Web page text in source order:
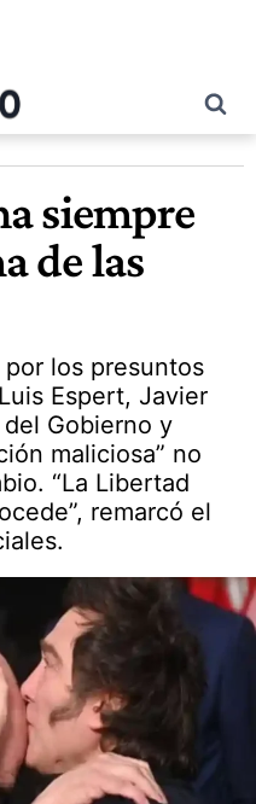
siempre
de las
los presuntos
Espert, Javier
Gobierno y
maliciosa” no
“La Libertad
remarcó el